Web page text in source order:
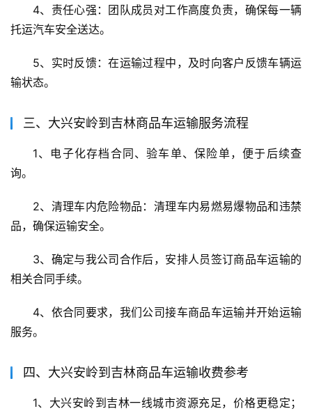
4、责任心强：团队成员对工作高度负责，确保每一辆
托运汽车安全送达。
5、实时反馈：在运输过程中，及时向客户反馈车辆运
输状态。
三、大兴安岭到吉林商品车运输服务流程
1、电子化存档合同、验车单、保险单，便于后续查
询。
2、清理车内危险物品：清理车内易燃易爆物品和违禁
品，确保运输安全。
3、确定与我公司合作后，安排人员签订商品车运输的
相关合同手续。
4、依合同要求，我们公司接车商品车运输并开始运输
服务。
四、大兴安岭到吉林商品车运输收费参考
1、大兴安岭到吉林一线城市资源充足，价格更稳定；